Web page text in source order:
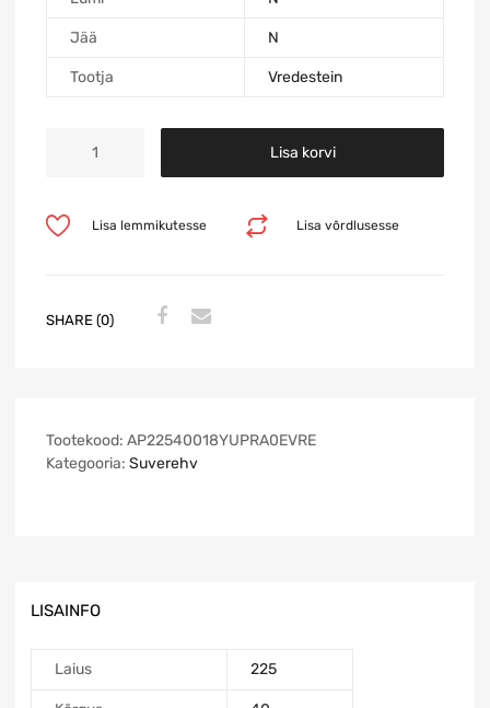
Jää N
Tootja Vredestein
Lisa korvi
Lisa võrdlusesse
Lisa lemmikutesse
SHARE (0)
Tootekood: AP22540018YUPRA0EVRE
Kategooria: Suverehv
LISAINFO
Laius 225